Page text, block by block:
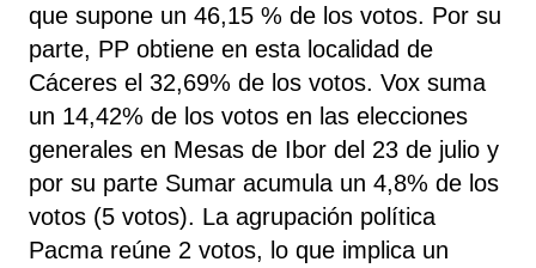
que supone un 46,15 % de los votos. Por su
parte, PP obtiene en esta localidad de
Cáceres el 32,69% de los votos. Vox suma
un 14,42% de los votos en las elecciones
generales en Mesas de Ibor del 23 de julio y
por su parte Sumar acumula un 4,8% de los
votos (5 votos). La agrupación política
Pacma reúne 2 votos, lo que implica un